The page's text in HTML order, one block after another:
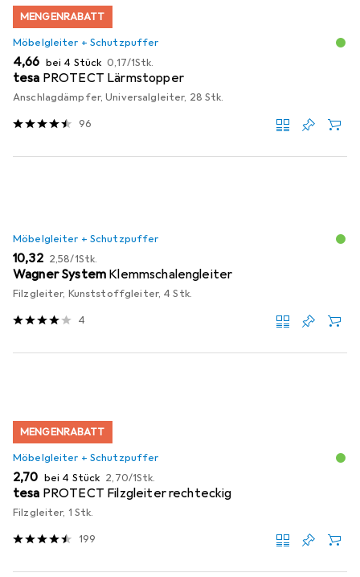
MENGENRABATT
Möbelgleiter + Schutzpuffer
EUR
4,66 bei 4 Stück EUR
0,17/1Stk.
tesa PROTECT Lärmstopper
Anschlagdämpfer, Universalgleiter, 28 Stk.
96
Möbelgleiter + Schutzpuffer
EUR
10,32 EUR
2,58/1Stk.
Wagner System Klemmschalengleiter
Filzgleiter, Kunststoffgleiter, 4 Stk.
4
MENGENRABATT
Möbelgleiter + Schutzpuffer
EUR
2,70 bei 4 Stück EUR
2,70/1Stk.
tesa PROTECT Filzgleiter rechteckig
Filzgleiter, 1 Stk.
199